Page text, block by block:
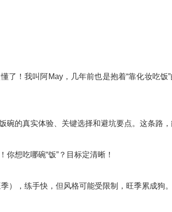
了！我叫阿May，几年前也是抱着“靠化妆吃饭
碗的真实体验、关键选择和避坑要点。这条路，
想吃哪碗“饭”？目标定清晰！
），练手快，但风格可能受限制，旺季累成狗。